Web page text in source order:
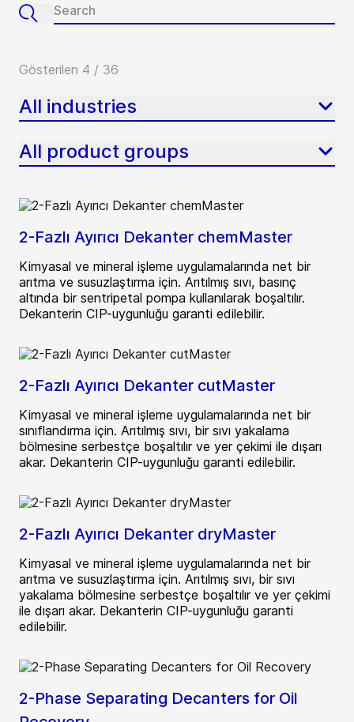
Gösterilen 4 / 36
All industries
All product groups
2-Fazlı Ayırıcı Dekanter chemMaster
Kimyasal ve mineral işleme uygulamalarında net bir
arıtma ve susuzlaştırma için. Arıtılmış sıvı, basınç
altında bir sentripetal pompa kullanılarak boşaltılır.
Dekanterin CIP-uygunluğu garanti edilebilir.
2-Fazlı Ayırıcı Dekanter cutMaster
Kimyasal ve mineral işleme uygulamalarında net bir
sınıflandırma için. Arıtılmış sıvı, bir sıvı yakalama
bölmesine serbestçe boşaltılır ve yer çekimi ile dışarı
akar. Dekanterin CIP-uygunluğu garanti edilebilir.
2-Fazlı Ayırıcı Dekanter dryMaster
Kimyasal ve mineral işleme uygulamalarında net bir
arıtma ve susuzlaştırma için. Arıtılmış sıvı, bir sıvı
yakalama bölmesine serbestçe boşaltılır ve yer çekimi
ile dışarı akar. Dekanterin CIP-uygunluğu garanti
edilebilir.
2-Phase Separating Decanters for Oil